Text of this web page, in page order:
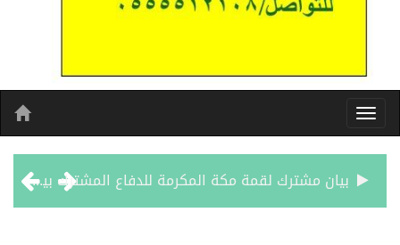
بيان مشترك لقمة مكة المكرمة للدفاع المشترك بين المملكة العربية السعودية والجمهورية التركية وجمهورية باكستان الإسلامية